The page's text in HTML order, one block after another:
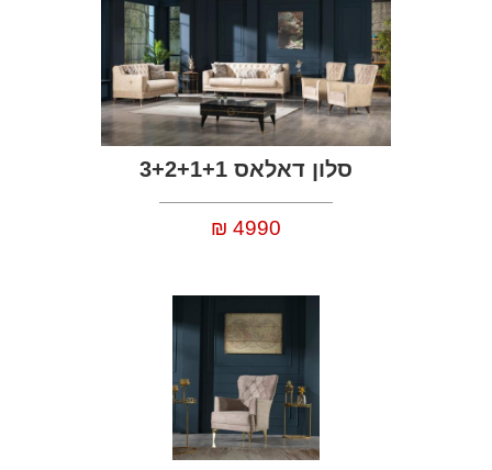
סלון דאלאס 3+2+1+1
4990
₪